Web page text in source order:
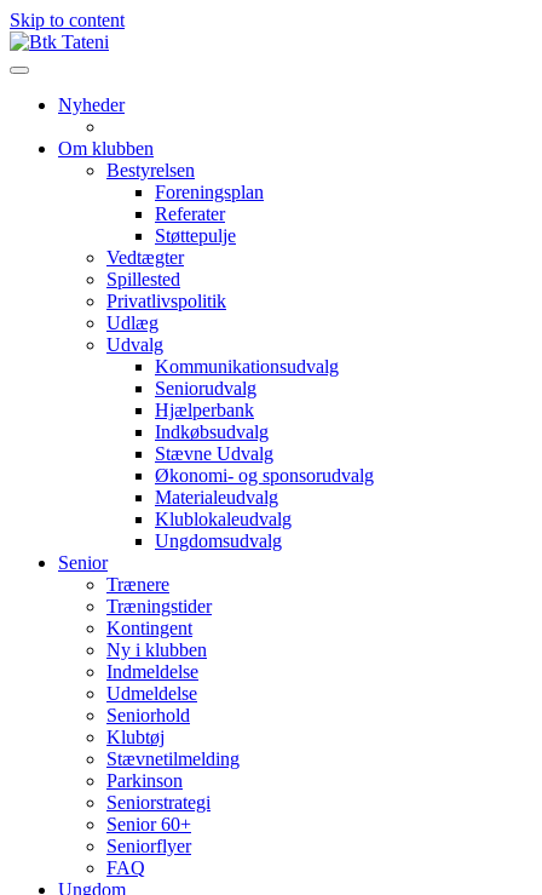
Skip to content
Nyheder
Om klubben
Bestyrelsen
Foreningsplan
Referater
Støttepulje
Vedtægter
Spillested
Privatlivspolitik
Udlæg
Udvalg
Kommunikationsudvalg
Seniorudvalg
Hjælperbank
Indkøbsudvalg
Stævne Udvalg
Økonomi- og sponsorudvalg
Materialeudvalg
Klublokaleudvalg
Ungdomsudvalg
Senior
Trænere
Træningstider
Kontingent
Ny i klubben
Indmeldelse
Udmeldelse
Seniorhold
Klubtøj
Stævnetilmelding
Parkinson
Seniorstrategi
Senior 60+
Seniorflyer
FAQ
Ungdom